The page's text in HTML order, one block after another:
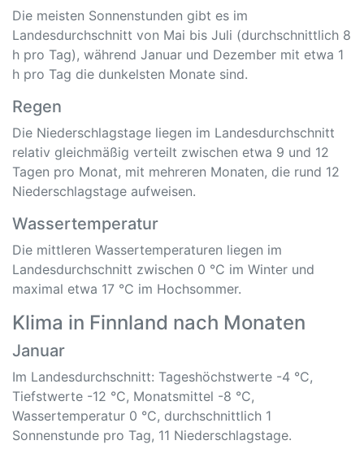
Die meisten Sonnenstunden gibt es im
Landesdurchschnitt von Mai bis Juli (durchschnittlich 8
h pro Tag), während Januar und Dezember mit etwa 1
h pro Tag die dunkelsten Monate sind.
Regen
Die Niederschlagstage liegen im Landesdurchschnitt
relativ gleichmäßig verteilt zwischen etwa 9 und 12
Tagen pro Monat, mit mehreren Monaten, die rund 12
Niederschlagstage aufweisen.
Wassertemperatur
Die mittleren Wassertemperaturen liegen im
Landesdurchschnitt zwischen 0 °C im Winter und
maximal etwa 17 °C im Hochsommer.
Klima in Finnland nach Monaten
Januar
Im Landesdurchschnitt: Tageshöchstwerte -4 °C,
Tiefstwerte -12 °C, Monatsmittel -8 °C,
Wassertemperatur 0 °C, durchschnittlich 1
Sonnenstunde pro Tag, 11 Niederschlagstage.